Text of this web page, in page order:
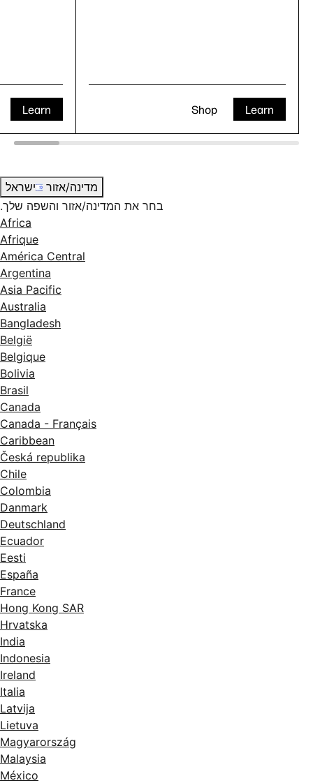
Learn Learn
Shop
מדינה/אזור
ישראל
בחר את המדינה/אזור והשפה שלך.
Africa
Afrique
América Central
Argentina
Asia Pacific
Australia
Bangladesh
België
Belgique
Bolivia
Brasil
Canada
Canada - Français
Caribbean
Česká republika
Chile
Colombia
Danmark
Deutschland
Ecuador
Eesti
España
France
Hong Kong SAR
Hrvatska
India
Indonesia
Ireland
Italia
Latvija
Lietuva
Magyarország
Malaysia
México